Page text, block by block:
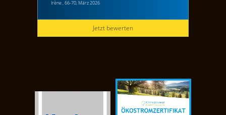
Irène , 66-70, März 2026
Jetzt bewerten